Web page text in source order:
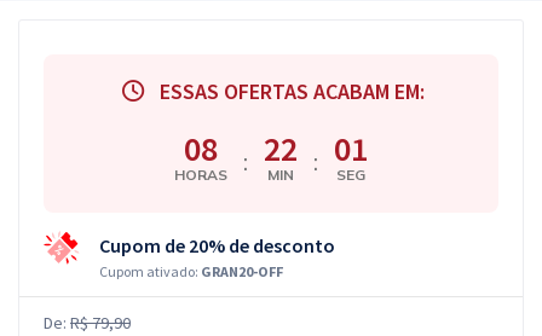
ESSAS OFERTAS ACABAM EM:
08
HORAS : 22
MIN : 00
SEG
Cupom de 20% de desconto
Cupom ativado: GRAN20-OFF
De: R$ 79,90